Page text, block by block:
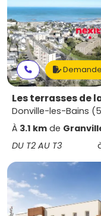
Les terrasses de
Donville-les-Bains
À 3.1 km de
DU T2 AU T3